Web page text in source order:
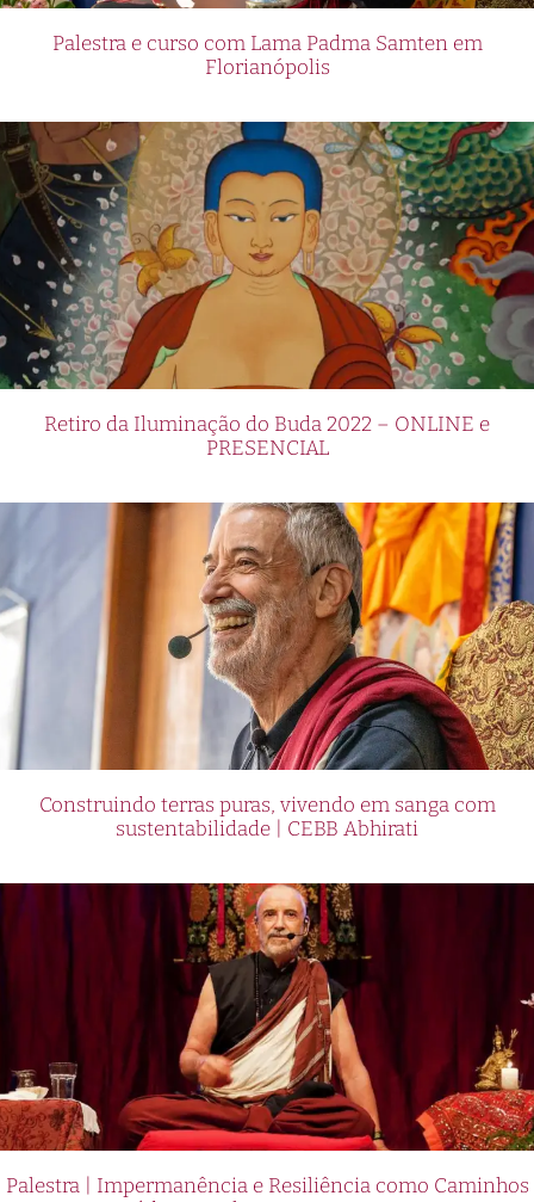
Palestra e curso com Lama Padma Samten em
Florianópolis
Retiro da Iluminação do Buda 2022 – ONLINE e
PRESENCIAL
Construindo terras puras, vivendo em sanga com
sustentabilidade | CEBB Abhirati
Palestra | Impermanência e Resiliência como Caminhos